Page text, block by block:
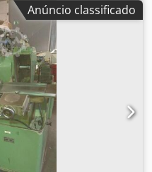
e tecnologias de
perfis de engrenagens.
ideal para produção
Diâmetro da roda:
Largura do dente: 200 mm
x 2,5 mm Peso da
Ehpox Akcorf *A
estado atual como
parcialmente
com um novo controlo
de acordo com o padrão
Anúncio classificado